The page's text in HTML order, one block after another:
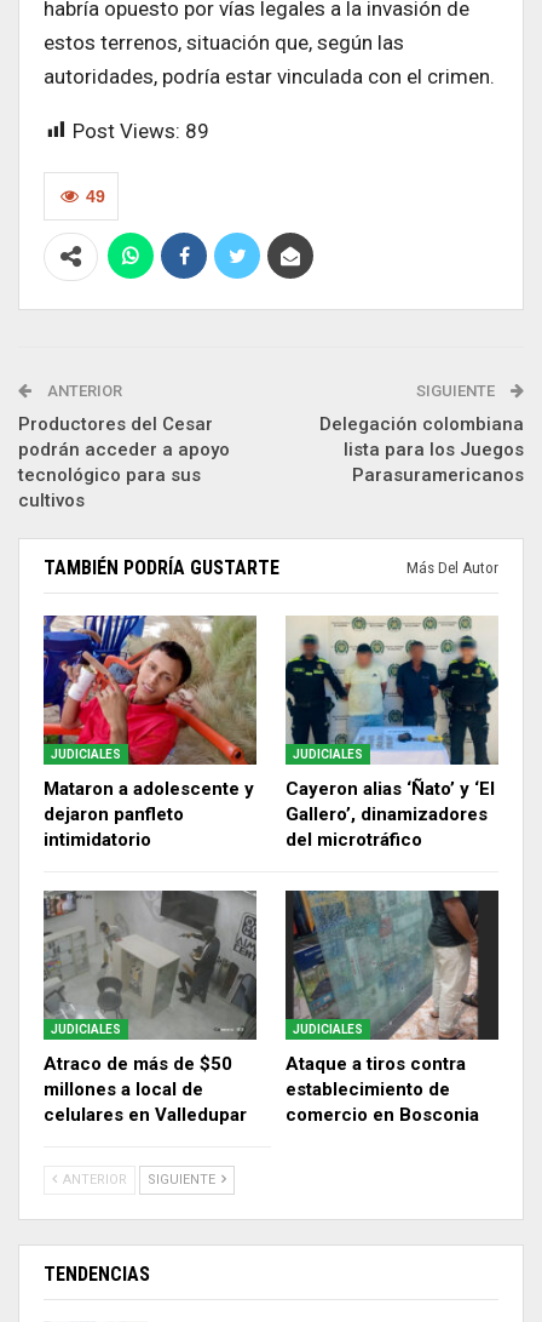
habría opuesto por vías legales a la invasión de
estos terrenos, situación que, según las
autoridades, podría estar vinculada con el crimen.
Post Views: 89
49
ANTERIOR
Productores del Cesar
podrán acceder a apoyo
tecnológico para sus
cultivos
SIGUIENTE
Delegación colombiana
lista para los Juegos
Parasuramericanos
TAMBIÉN PODRÍA GUSTARTE Más Del Autor
JUDICIALES
Mataron a adolescente y
dejaron panfleto
intimidatorio
JUDICIALES
Cayeron alias ‘Ñato’ y ‘El
Gallero’, dinamizadores
del microtráfico
JUDICIALES
Atraco de más de $50
millones a local de
celulares en Valledupar
JUDICIALES
Ataque a tiros contra
establecimiento de
comercio en Bosconia
ANTERIOR SIGUIENTE
TENDENCIAS